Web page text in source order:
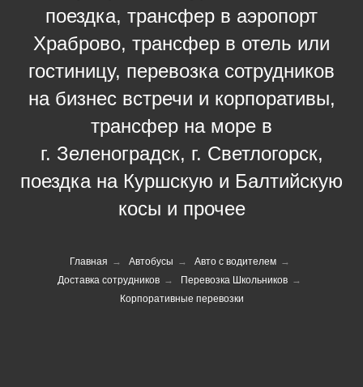
поездка, трансфер в аэропорт
Храброво, трансфер в отель или
гостиницу, перевозка сотрудников
на бизнес встречи и корпоративы,
трансфер на море в
г. Зеленоградск, г. Светлогорск,
поездка на Куршскую и Балтийскую
косы и прочее
Главная → Автобусы → Авто с водителем →
Доставка сотрудников → Перевозка Школьников →
Корпоративные перевозки